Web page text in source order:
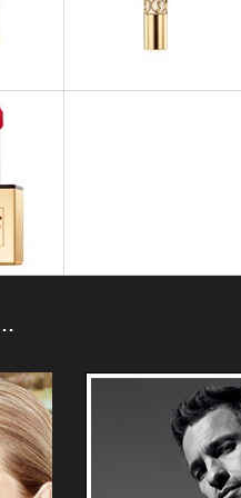
Volupté Sheer Candy
Pur